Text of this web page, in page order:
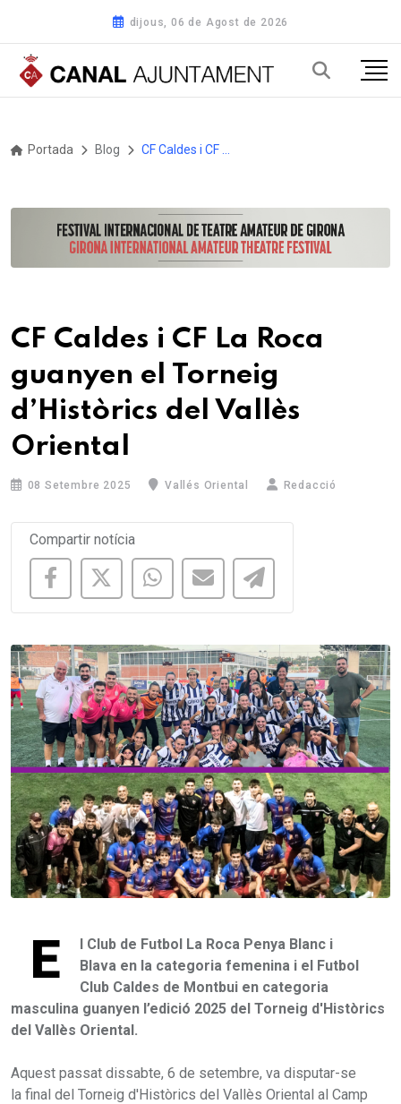
dijous, 06 de Agost de 2026
Portada Blog
CF Caldes i CF La Roca
guanyen el Torneig
d’Històrics del Vallès
Oriental
08 Setembre 2025 Vallés Oriental Redacció
Compartir notícia
E
l Club de Futbol La Roca Penya Blanc i
Blava en la categoria femenina i el Futbol
Club Caldes de Montbui en categoria
masculina guanyen l’edició 2025 del Torneig d'Històrics
del Vallès Oriental.
Aquest passat dissabte, 6 de setembre, va disputar-se
la final del Torneig d'Històrics del Vallès Oriental al Camp